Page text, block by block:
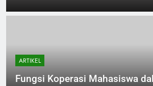
ARTIKEL
Fungsi Koperasi Mahasiswa